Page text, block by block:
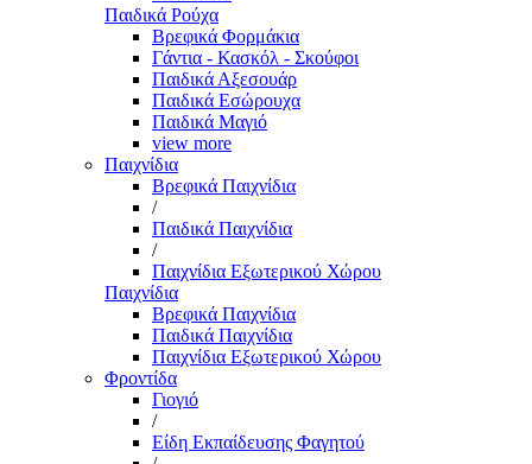
Παιδικά Ρούχα
Βρεφικά Φορμάκια
Γάντια - Κασκόλ - Σκούφοι
Παιδικά Αξεσουάρ
Παιδικά Εσώρουχα
Παιδικά Μαγιό
view more
Παιχνίδια
Βρεφικά Παιχνίδια
/
Παιδικά Παιχνίδια
/
Παιχνίδια Εξωτερικού Χώρου
Παιχνίδια
Βρεφικά Παιχνίδια
Παιδικά Παιχνίδια
Παιχνίδια Εξωτερικού Χώρου
Φροντίδα
Γιογιό
/
Είδη Εκπαίδευσης Φαγητού